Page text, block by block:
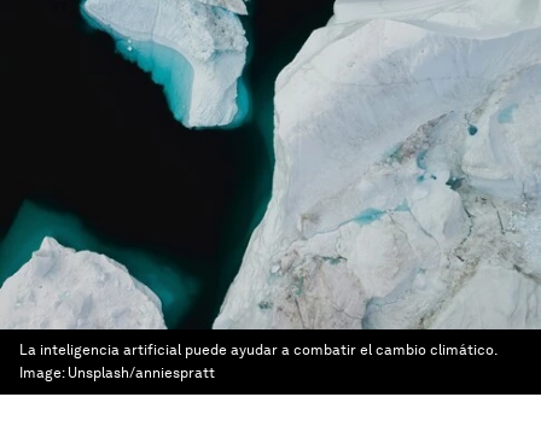
La inteligencia artificial puede ayudar a combatir el cambio climático.
Image: Unsplash/anniespratt